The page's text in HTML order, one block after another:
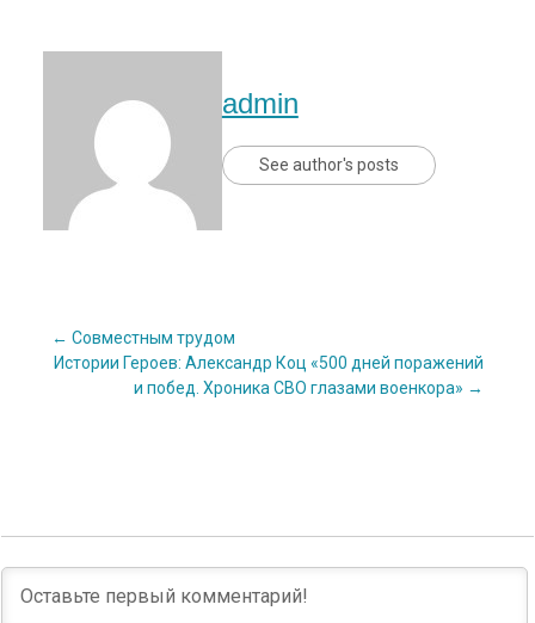
admin
See author's posts
Post
← Совместным трудом
Истории Героев: Александр Коц «500 дней поражений
и побед. Хроника СВО глазами военкора» →